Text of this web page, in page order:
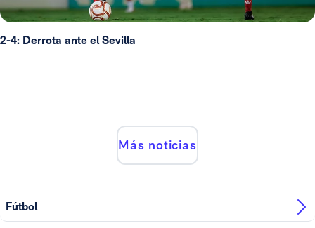
2-4: Derrota ante el Sevilla
Más noticias
Fútbol